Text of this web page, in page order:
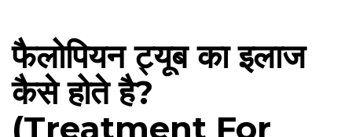
फैलोपियन ट्यूब का इलाज
कैसे होते है?
(Treatment For